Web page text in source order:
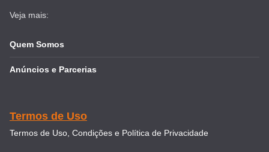
Veja mais:
Quem Somos
Anúncios e Parcerias
Termos de Uso
Termos de Uso, Condições e Política de Privacidade